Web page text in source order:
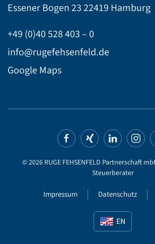
Essener Bogen 2322419 Hamburg
+49 (0)40 528 403 – 0
info@rugefehsenfeld.de
Google Maps
©2026 RUGE FEHSENFELD Partnerschaft
Steuerberater
Impressum Datenschutz
EN